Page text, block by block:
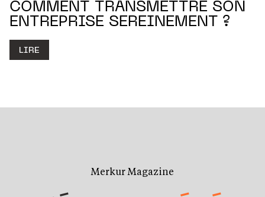
COMMENT TRANSMETTRE SON
ENTREPRISE SEREINEMENT ?
LIRE
Merkur Magazine